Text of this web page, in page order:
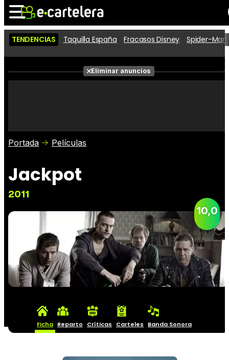
Noticias Cartelera
Películas
Críticas
TENDENCIAS Taquilla España Fracasos Disney Spider-
Eliminar anuncios
Portada Películas
Jackpot
2011
10,0
Ficha Reparto Críticas Carteles Banda Sonora